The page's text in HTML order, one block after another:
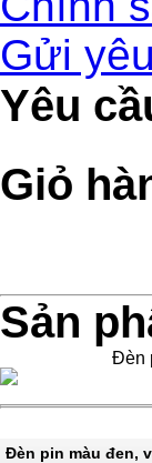
Gửi
Yêu
Giỏ
Sản
Đèn
Đèn pin màu đen,